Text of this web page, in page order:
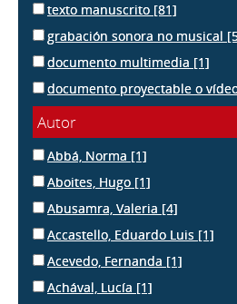
texto manuscrito [81]
grabación sonora no musical
documento multimedia [1]
documento proyectable o
Autor
Abbá, Norma [1]
Aboites, Hugo [1]
Abusamra, Valeria [4]
Accastello, Eduardo Luis [1]
Acevedo, Fernanda [1]
Achával, Lucía [1]